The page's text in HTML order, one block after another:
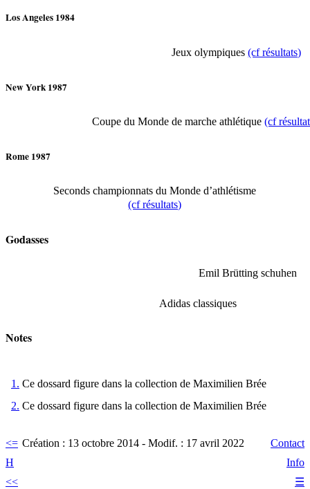
Los Angeles 1984
Jeux olympiques(cf résultats)
New York 1987
Coupe du Monde de marche athlétique (cf
Rome 1987
Seconds championnats du Monde d’athlétisme
(cf résultats)
Godasses
Emil Brütting schuhen
Adidas classiques
Notes
1. Ce dossard figure dans la collection de Maximilien Brée
2. Ce dossard figure dans la collection de Maximilien Brée
<=
H
<<
Contact
Info
☰
Création : 13 octobre 2014 - Modif. : 17 avril 2022